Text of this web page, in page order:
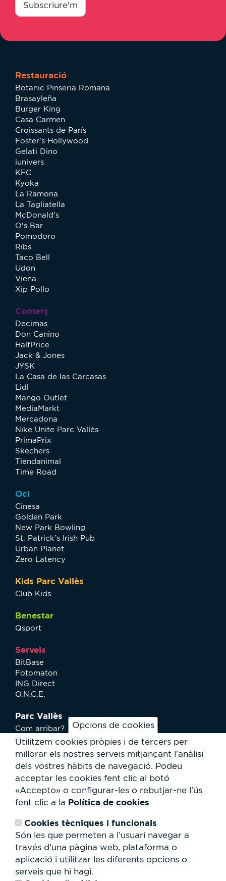
Opcions de cookies
Utilitzem cookies pròpies i de tercers per
millorar els nostres serveis mitjançant l’anàlisi
dels vostres hàbits de navegació. Podeu
acceptar les cookies fent clic al botó
«Accepto» o configurar-les o rebutjar-ne l’ús
fent clic a la Política de cookies
Cookies tècniques i funcionals
Són les que permeten a l’usuari navegar a
través d’una pàgina web, plataforma o
aplicació i utilitzar les diferents opcions o
serveis que hi hagi.
Subscriure'm
Restauració
Botanic Pinseria Romana
Brasayleña
Burger King
Casa Carmen
Croissants de París
Foster's Hollywood
Gelati Dino
iunivers
KFC
Kyoka
La Ramona
La Tagliatella
McDonald's
O's Bar
Pomodoro
Ribs
Taco Bell
Udon
Viena
Xip Pollo
Comerç
Decimas
Don Canino
HalfPrice
Jack & Jones
JYSK
La Casa de las Carcasas
Lidl
Mango Outlet
MediaMarkt
Mercadona
Nike Unite Parc Vallès
PrimaPrix
Skechers
Tiendanimal
Time Road
Oci
Cinesa
Golden Park
New Park Bowling
St. Patrick’s Irish Pub
Urban Planet
Zero Latency
Kids Parc Vallès
Club Kids
Benestar
Qsport
Serveis
BitBase
Fotomaton
ING Direct
O.N.C.E.
Parc Vallès
Com arribar?
Plànol
Activitats
Serveis a l'usuari
Club Staff
Qui som?
Contacte
Cessió d'espais
RSC
Formulari
de
cerca